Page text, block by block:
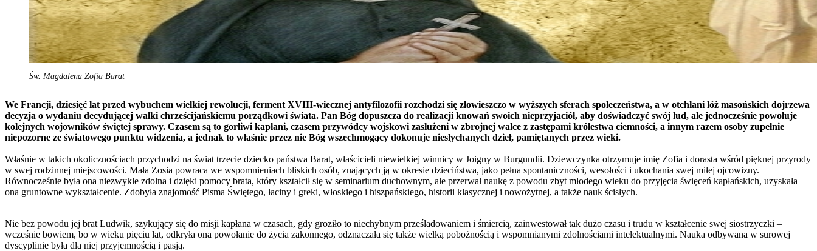
Św. Magdalena Zofia Barat
We Francji, dziesięć lat przed wybuchem wielkiej rewolucji, ferment XVIII-wiecznej antyfilozofii rozchodzi się złowieszczo w wyższych sferach społeczeństwa, a w otchłani lóż masońskich dojrzewa
decyzja o wydaniu decydującej walki chrześcijańskiemu porządkowi świata. Pan Bóg dopuszcza do realizacji knowań swoich nieprzyjaciół, aby doświadczyć swój lud, ale jednocześnie powołuje
kolejnych wojowników świętej sprawy. Czasem są to gorliwi kapłani, czasem przywódcy wojskowi zasłużeni w zbrojnej walce z zastępami królestwa ciemności, a innym razem osoby zupełnie
niepozorne ze światowego punktu widzenia, a jednak to właśnie przez nie Bóg wszechmogący dokonuje niesłychanych dzieł, pamiętanych przez wieki.
Właśnie w takich okolicznościach przychodzi na świat trzecie dziecko państwa Barat, właścicieli niewielkiej winnicy w Joigny w Burgundii. Dziewczynka otrzymuje imię Zofia i dorasta wśród pięknej przyrody
w swej rodzinnej miejscowości. Mała Zosia powraca we wspomnieniach bliskich osób, znających ją w okresie dzieciństwa, jako pełna spontaniczności, wesołości i ukochania swej miłej ojcowizny.
Równocześnie była ona niezwykle zdolna i dzięki pomocy brata, który kształcił się w seminarium duchownym, ale przerwał naukę z powodu zbyt młodego wieku do przyjęcia święceń kapłańskich, uzyskała
ona gruntowne wykształcenie. Zdobyła znajomość Pisma Świętego, łaciny i greki, włoskiego i hiszpańskiego, historii klasycznej i nowożytnej, a także nauk ścisłych.
Nie bez powodu jej brat Ludwik, szykujący się do misji kapłana w czasach, gdy groziło to niechybnym prześladowaniem i śmiercią, zainwestował tak dużo czasu i trudu w kształcenie swej siostrzyczki –
wcześnie bowiem, bo w wieku pięciu lat, odkryła ona powołanie do życia zakonnego, odznaczała się także wielką pobożnością i wspomnianymi zdolnościami intelektualnymi. Nauka odbywana w surowej
dyscyplinie była dla niej przyjemnością i pasją.